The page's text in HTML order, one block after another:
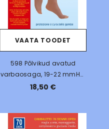
VAATA TOODET
598 Põlvikud avatud
varbaosaga, 19-22 mmHg,
140 DEN
18,50 €